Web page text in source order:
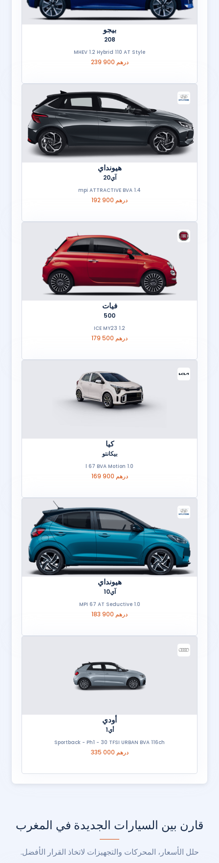
بيجو
208
MHEV 1.2 Hybrid 110 AT Style
239 900 درهم
هيونداي
آي20
1.4 mpi ATTRACTIVE BVA
192 900 درهم
فيات
500
1.2 ICE MY23
179 500 درهم
كيا
بيكانتو
1.0 l 67 BVA Motion
169 900 درهم
هيونداي
آي10
1.0 MPI 67 AT Seductive
183 900 درهم
أودي
أي1
Sportback - Ph1 - 30 TFSI URBAN BVA 116ch
335 000 درهم
قارن بين السيارات الجديدة في المغرب
حلل الأسعار، المحركات والتجهيزات لاتخاذ القرار الأفضل.